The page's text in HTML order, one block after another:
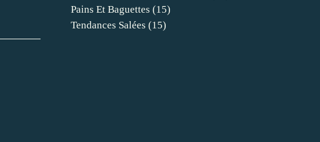
Pains Et Baguettes (15)
Tendances Salées (15)